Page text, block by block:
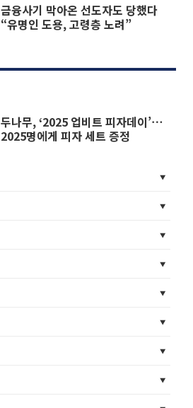
금융사기 막아온 선도자도 당했다
“유명인 도용, 고령층 노려”
두나무, ‘2025 업비트 피자데이’⋯
2025명에게 피자 세트 증정